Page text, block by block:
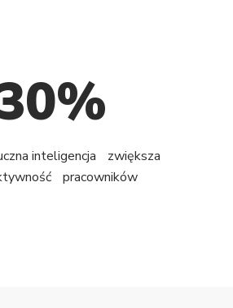
inteligencja zwiększa
pracowników